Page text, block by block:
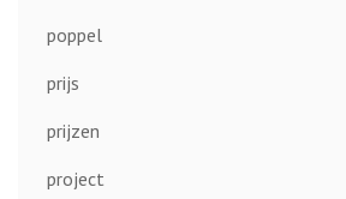
poppel
prijs
prijzen
project